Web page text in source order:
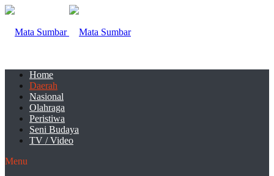
Home
Daerah
Nasional
Olahraga
Peristiwa
Seni Budaya
TV / Video
Menu